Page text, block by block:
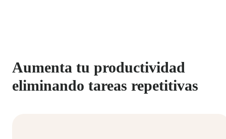
Aumenta tu productividad
eliminando tareas repetitivas